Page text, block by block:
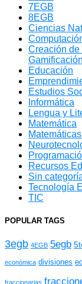
7EGB
8EGB
Ciencias
Creación
Educación
Estudios
Informática
Lengua y
Matemática
Recursos
Sin
Tecnología
TIC
POPULAR TAGS
3egb 4EGB 5egb
económica divisiones
fraccionarias